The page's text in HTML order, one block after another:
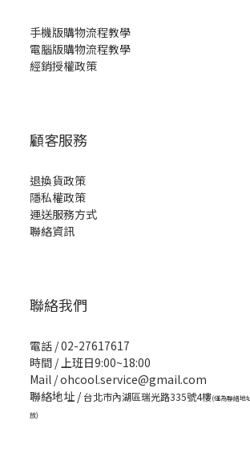
手機版購物流程教學
電腦版購物流程教學
經銷授權政策
顧客服務
退換貨政策
隱私權政策
運送服務方式
聯絡資訊
聯絡我們
電話 / 02-27617617
時間 / 上班日9:00~18:00
Mail / ohcool.service@gmail.com
聯絡地址 /台北市內湖區瑞光路335號4樓(僅為聯絡地
放)